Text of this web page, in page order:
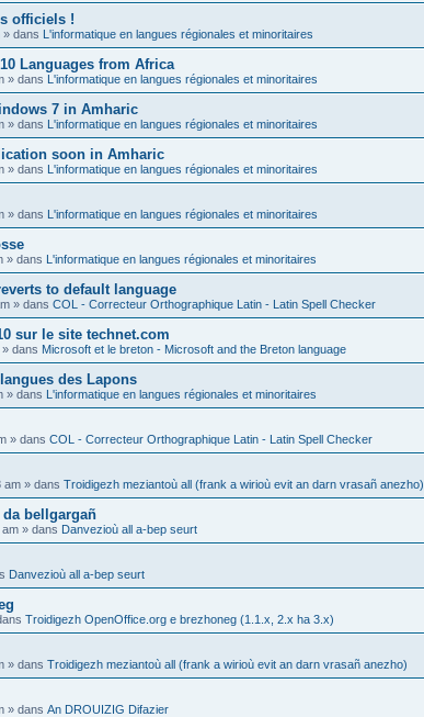
officiels !
» dans L'informatique en langues régionales et minoritaires
Languages from Africa
» dans L'informatique en langues régionales et minoritaires
7 in Amharic
» dans L'informatique en langues régionales et minoritaires
soon in Amharic
» dans L'informatique en langues régionales et minoritaires
» dans L'informatique en langues régionales et minoritaires
» dans L'informatique en langues régionales et minoritaires
to default language
» dans COL - Correcteur Orthographique Latin - Latin Spell Checker
sur le site technet.com
» dans Microsoft et le breton - Microsoft and the Breton language
des Lapons
» dans L'informatique en langues régionales et minoritaires
» dans COL - Correcteur Orthographique Latin - Latin Spell Checker
am » dans Troidigezh meziantoù all (frank a wirioù evit an darn vrasañ anezho)
bellgargañ
am » dans Danvezioù all a-bep seurt
Danvezioù all a-bep seurt
Troidigezh OpenOffice.org e brezhoneg (1.1.x, 2.x ha 3.x)
» dans Troidigezh meziantoù all (frank a wirioù evit an darn vrasañ anezho)
» dans An DROUIZIG Difazier